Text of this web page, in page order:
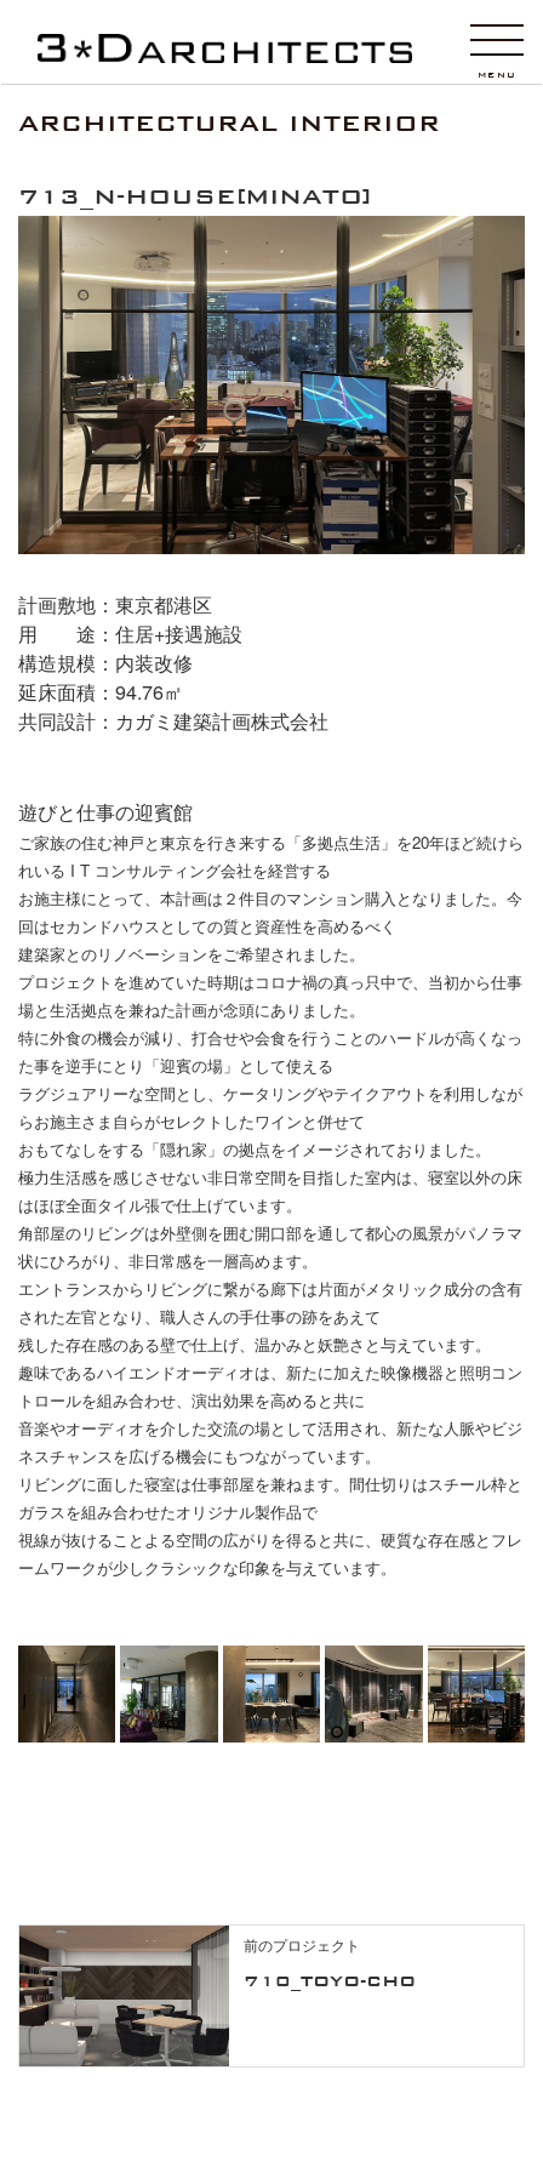
MENU
ARCHITECTURAL INTERIOR
713_N-HOUSE[MINATO]
計画敷地：東京都港区
用 途：住居+接遇施設
構造規模：内装改修
延床面積：94.76㎡
共同設計：カガミ建築計画株式会社
遊びと仕事の迎賓館
ご家族の住む神戸と東京を行き来する「多拠点生活」を20年ほど続けら
れいる I T コンサルティング会社を経営する
お施主様にとって、本計画は２件目のマンション購入となりました。今
回はセカンドハウスとしての質と資産性を高めるべく
建築家とのリノベーションをご希望されました。
プロジェクトを進めていた時期はコロナ禍の真っ只中で、当初から仕事
場と生活拠点を兼ねた計画が念頭にありました。
特に外食の機会が減り、打合せや会食を行うことのハードルが高くなっ
た事を逆手にとり「迎賓の場」として使える
ラグジュアリーな空間とし、ケータリングやテイクアウトを利用しなが
らお施主さま自らがセレクトしたワインと併せて
おもてなしをする「隠れ家」の拠点をイメージされておりました。
極力生活感を感じさせない非日常空間を目指した室内は、寝室以外の床
はほぼ全面タイル張で仕上げています。
角部屋のリビングは外壁側を囲む開口部を通して都心の風景がパノラマ
状にひろがり、非日常感を一層高めます。
エントランスからリビングに繋がる廊下は片面がメタリック成分の含有
された左官となり、職人さんの手仕事の跡をあえて
残した存在感のある壁で仕上げ、温かみと妖艶さと与えています。
趣味であるハイエンドオーディオは、新たに加えた映像機器と照明コン
トロールを組み合わせ、演出効果を高めると共に
音楽やオーディオを介した交流の場として活用され、新たな人脈やビジ
ネスチャンスを広げる機会にもつながっています。
リビングに面した寝室は仕事部屋を兼ねます。間仕切りはスチール枠と
ガラスを組み合わせたオリジナル製作品で
視線が抜けることよる空間の広がりを得ると共に、硬質な存在感とフレ
ームワークが少しクラシックな印象を与えています。
前のプロジェクト
710_TOYO-CHO